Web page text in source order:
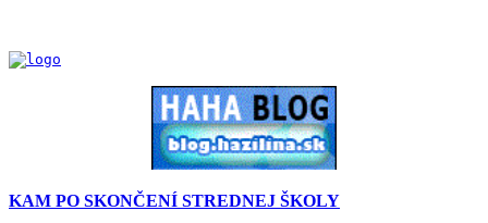
KAM PO SKONČENÍ STREDNEJ ŠKOLY